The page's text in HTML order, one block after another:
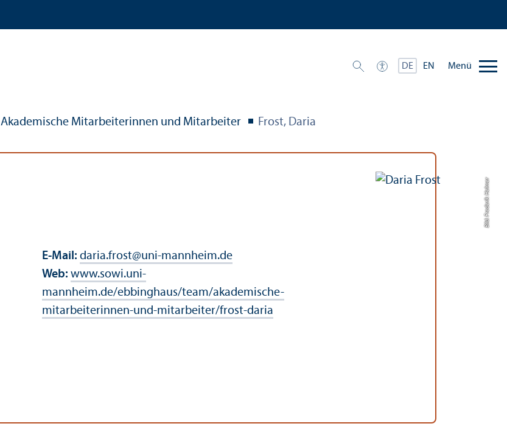
DE EN Menü
Akademische Mitarbeiterinnen und Mitarbeiter Frost, Daria
Bild: Frederik Helmer
E-Mail: daria.frost@uni-mannheim.de
Web: www.sowi.uni-
mannheim.de/ebbinghaus/team/akademische-
mitarbeiterinnen-und-mitarbeiter/frost-daria